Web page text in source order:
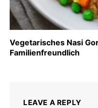
Vegetarisches Nasi
Familienfreundlich
LEAVE A REPLY